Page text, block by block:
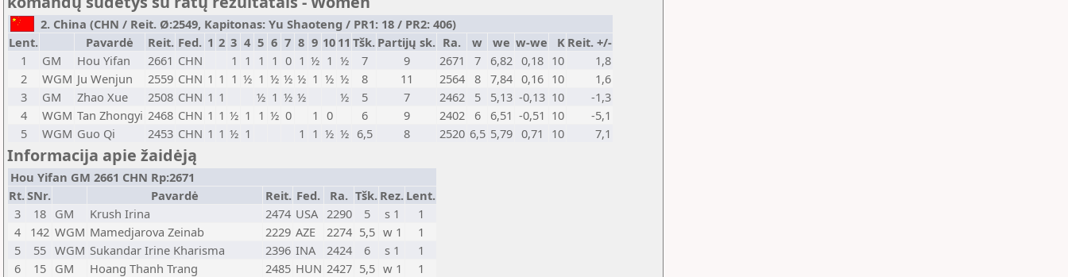
2. China (CHN / Reit. Ø:2549, Kapitonas: Yu Shaoteng / PR1: 18 / PR2: 406)
Lent.
Pavardė Reit. Fed. 1 2 3 4 5 6 7 8 9 10 11 Tšk. Partijų sk. Ra. w we w-we K Reit. +/-
1
GM Hou Yifan 2661 CHN 1 1 1 1 0 1 ½ 1 ½ 7 9 2671 7 6,82 0,18 10
1,8
2
WGM Ju Wenjun 2559 CHN 1 1 1 ½ 1 ½ ½ ½ 1 ½ ½ 8 11 2564 8 7,84 0,16 10
1,6
3
GM Zhao Xue 2508 CHN 1 1 ½ 1 ½ ½ ½ 5 7 2462 5 5,13 -0,13 10
-1,3
4
WGM Tan Zhongyi 2468 CHN 1 1 ½ 1 1 ½ 0 1 0 6 9 2402 6 6,51 -0,51 10
-5,1
5
WGM Guo Qi 2453 CHN 1 1 ½ 1 1 1 ½ ½ 6,5 8 2520 6,5 5,79 0,71 10 7,1
Informacija apie žaidėją
Hou Yifan GM 2661 CHN Rp:2671
Rt.SNr. Pavardė Reit. Fed. Ra. Tšk. Rez. Lent.
3
18 GM Krush Irina 2474 USA 2290 5 s 1
1
4
142 WGM Mamedjarova Zeinab 2229 AZE 2274 5,5 w 1
1
5
55 WGM Sukandar Irine Kharisma 2396 INA 2424 6 s 1
1
6
15 GM Hoang Thanh Trang 2485 HUN 2427 5,5 w 1
1